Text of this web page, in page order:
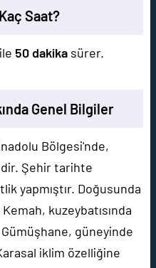
Saat?
ile 50 dakika sürer.
Genel Bilgiler
Bölgesi'nde,
Şehir tarihte
yapmıştır. Doğusunda
Kemah, kuzeybatısında
güneyinde
iklim özelliğine